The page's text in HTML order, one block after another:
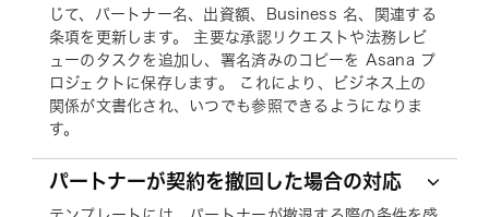
じて、パートナー名、出資額、Business 名、関連する
条項を更新します。 主要な承認リクエストや法務レビ
ューのタスクを追加し、署名済みのコピーを Asana プ
ロジェクトに保存します。 これにより、ビジネス上の
関係が文書化され、いつでも参照できるようになりま
す。
パートナーが契約を撤回した場合の対応